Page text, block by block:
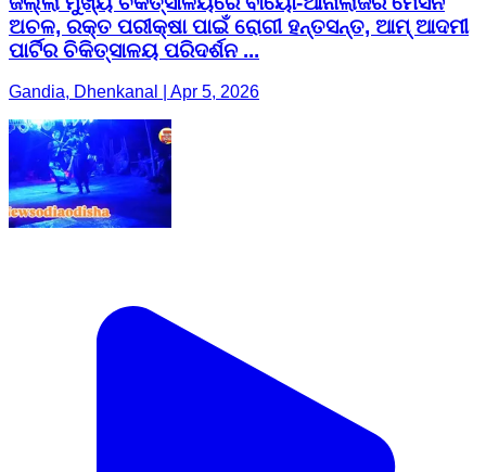
ଅଚଳ, ରକ୍ତ ପରୀକ୍ଷା ପାଇଁ ରୋଗୀ ହନ୍ତସନ୍ତ, ଆମ୍ ଆଦମୀ
ପାର୍ଟିର ଚିକିତ୍ସାଳୟ ପରିଦର୍ଶନ ...
Gandia, Dhenkanal | Apr 5, 2026